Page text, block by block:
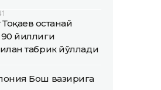
Қостанай
йиллиги
табрик йўллади
Бош вазирига